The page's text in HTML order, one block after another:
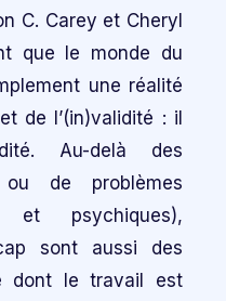
C. Carey et Cheryl
que le monde du
une réalité
de l’(in)validité : il
Au-delà des
de problèmes
et psychiques),
sont aussi des
dont le travail est